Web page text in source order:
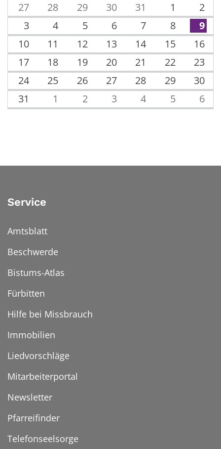
27
28 29 30 31 1
2
3
4 5 6 7 8
9
10
11 12 13 14 15
16
17
18 19 20 21 22
23
24
25 26 27 28 29
30
31
1 2 3 4 5 6
Service
Amtsblatt
Beschwerde
Bistums-Atlas
Fürbitten
Hilfe bei Missbrauch
Immobilien
Liedvorschläge
Mitarbeiterportal
Newsletter
Pfarreifinder
Telefonseelsorge